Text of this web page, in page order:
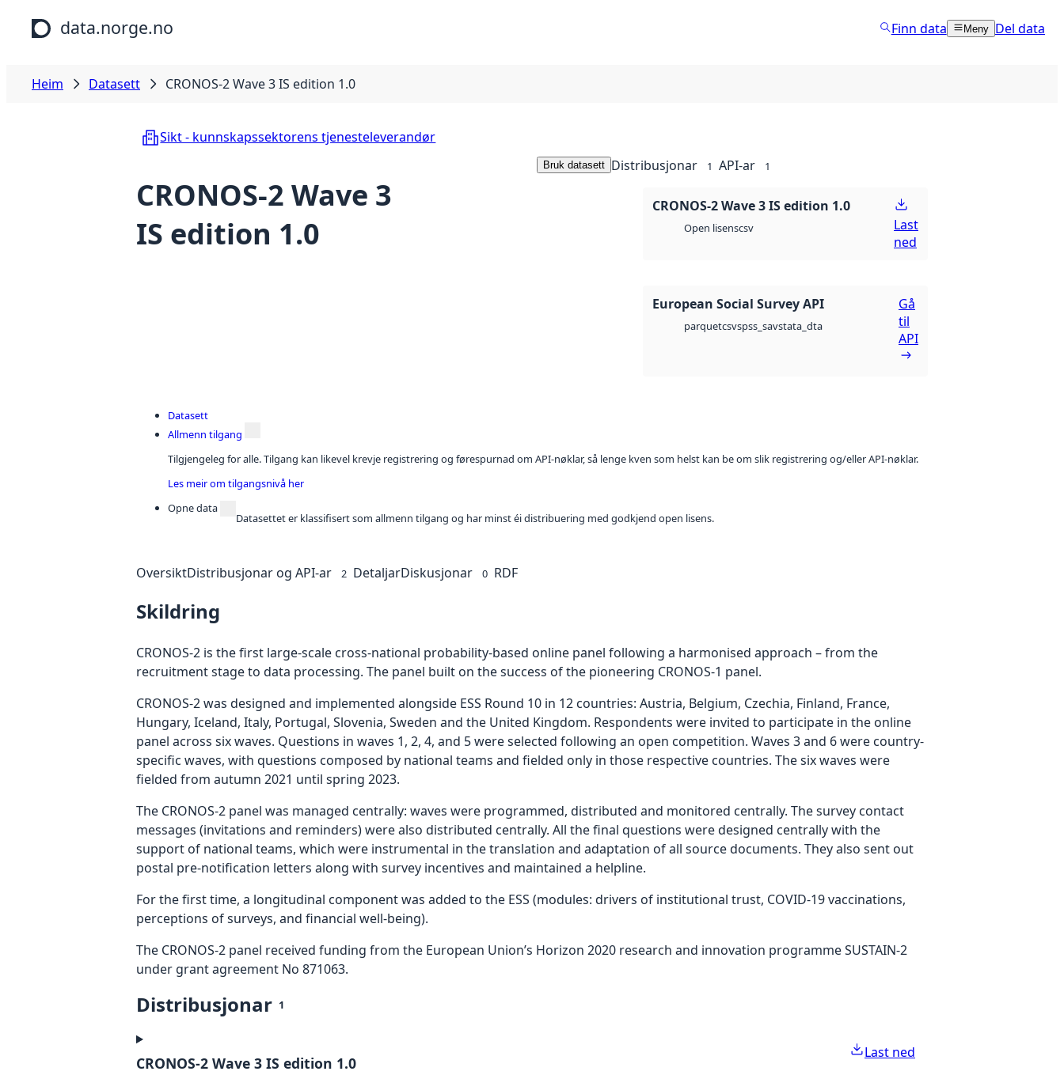
Hopp til hovudinnhald
data.norge.no Finn data Meny Del data
Heim Datasett CRONOS-2 Wave 3 IS edition 1.0
Sikt - kunnskapssektorens tjenesteleverandør
CRONOS-2 Wave 3
IS edition 1.0
Bruk datasett Distribusjonar 1 API-ar 1
CRONOS-2 Wave 3 IS edition 1.0
Open lisenscsv
Last
ned
European Social Survey API
parquetcsvspss_savstata_dta
Gå
til
API
Datasett
Allmenn tilgang
Tilgjengeleg for alle. Tilgang kan likevel krevje registrering og førespurnad om API-nøklar, så lenge kven som helst kan be om slik registrering og/eller API-nøklar.
Les meir om tilgangsnivå her
Opne data
Datasettet er klassifisert som allmenn tilgang og har minst éi distribuering med godkjend open lisens.
OversiktDistribusjonar og API-ar 2 DetaljarDiskusjonar 0 RDF
Skildring
CRONOS-2 is the first large-scale cross-national probability-based online panel following a harmonised approach – from the
recruitment stage to data processing. The panel built on the success of the pioneering CRONOS-1 panel.
CRONOS-2 was designed and implemented alongside ESS Round 10 in 12 countries: Austria, Belgium, Czechia, Finland, France,
Hungary, Iceland, Italy, Portugal, Slovenia, Sweden and the United Kingdom. Respondents were invited to participate in the online
panel across six waves. Questions in waves 1, 2, 4, and 5 were selected following an open competition. Waves 3 and 6 were country-
specific waves, with questions composed by national teams and fielded only in those respective countries. The six waves were
fielded from autumn 2021 until spring 2023.
The CRONOS-2 panel was managed centrally: waves were programmed, distributed and monitored centrally. The survey contact
messages (invitations and reminders) were also distributed centrally. All the final questions were designed centrally with the
support of national teams, which were instrumental in the translation and adaptation of all source documents. They also sent out
postal pre-notification letters along with survey incentives and maintained a helpline.
For the first time, a longitudinal component was added to the ESS (modules: drivers of institutional trust, COVID-19 vaccinations,
perceptions of surveys, and financial well-being).
The CRONOS-2 panel received funding from the European Union’s Horizon 2020 research and innovation programme SUSTAIN-2
under grant agreement No 871063.
Distribusjonar 1
CRONOS-2 Wave 3 IS edition 1.0
Last ned